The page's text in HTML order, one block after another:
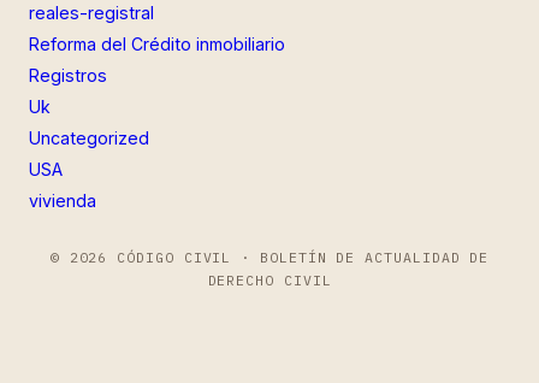
reales-registral
Reforma del Crédito inmobiliario
Registros
Uk
Uncategorized
USA
vivienda
© 2026 CÓDIGO CIVIL · BOLETÍN DE ACTUALIDAD DE
DERECHO CIVIL